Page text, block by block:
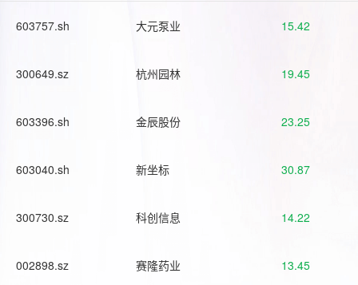
603757.sh 大元泵业 15.42
300649.sz 杭州园林 19.45
603396.sh 金辰股份 23.25
603040.sh 新坐标 30.87
300730.sz 科创信息 14.22
002898.sz 赛隆药业 13.45